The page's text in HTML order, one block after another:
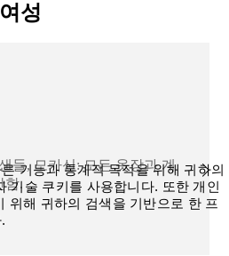
여성
들, 모카신: 모든 옷장과 계
함.
기능과 통계적 목적을 위해 귀하의
기술 쿠키를 사용합니다. 또한 개인
위해 귀하의 검색을 기반으로 한 프